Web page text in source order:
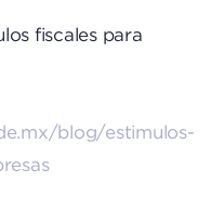
fiscales para
blog/estimulos-